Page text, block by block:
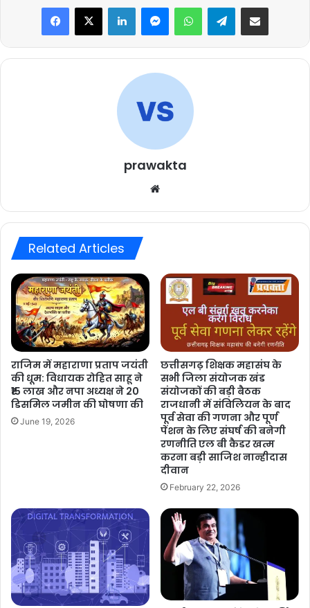
Facebook
X LinkedInMessengerWhatsAppTelegramShare via Email
prawakta
Related Articles
राजिम में महाराणा प्रताप जयंती
की धूम: विधायक रोहित साहू ने
₹15 लाख और नपा अध्यक्ष ने 20
डिसमिल जमीन की घोषणा की
June 19, 2026
छत्तीसगढ़ शिक्षक महासंघ के
सभी जिला संयोजक खंड
संयोजकों की बड़ी बैठक
राजधानी में संविलियन के बाद
पूर्व सेवा की गणना और पूर्ण
पेंशन के लिए संघर्ष की बनेगी
रणनीति एल बी कैडर खत्म
करना बड़ी साजिश नान्हीदास
दीवान
February 22, 2026